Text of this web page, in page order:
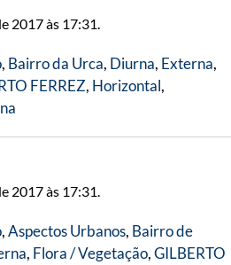
2017 às 17:31.
, Bairro da Urca, Diurna, Externa,
FERREZ, Horizontal,
2017 às 17:31.
,Aspectos Urbanos, Bairro de
, Flora / Vegetação,GILBERTO